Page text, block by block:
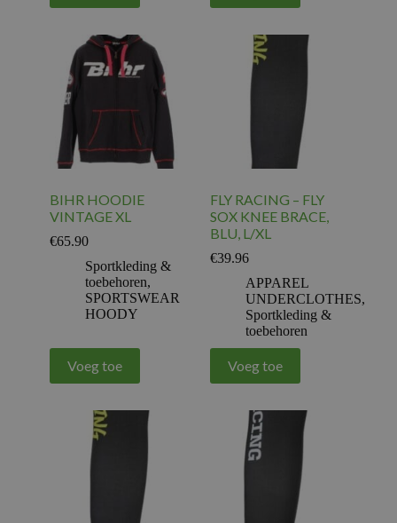
BIHR HOODIE
VINTAGE XL
€65.90
Sportkleding &
toebehoren,
SPORTSWEAR
HOODY
Voeg toe
FLY RACING – FLY
SOX KNEE BRACE,
BLU, L/XL
€39.96
APPAREL
UNDERCLOTHES,
Sportkleding &
toebehoren
Voeg toe